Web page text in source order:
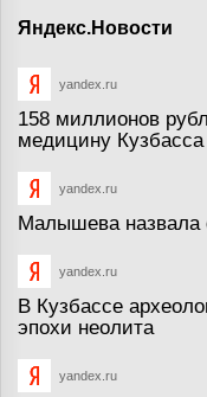
Яндекс.Новости
yandex.ru
158 миллионов
медицину Кузбасса
yandex.ru
Малышева назвала
yandex.ru
В Кузбассе
эпохи неолита
yandex.ru